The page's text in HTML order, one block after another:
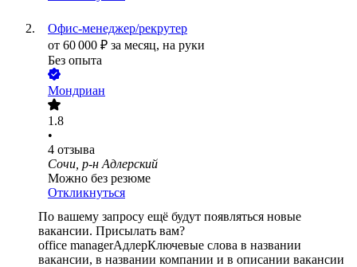
Офис-менеджер/рекрутер
от 60 000 ₽ за месяц, на руки
Без опыта
Мондриан
1.8
•
4 отзыва
Сочи, р-н Адлерский
Можно без резюме
Откликнуться
По вашему запросу ещё будут появляться новые
вакансии. Присылать вам?
office managerАдлерКлючевые слова в названии
вакансии, в названии компании и в описании вакансии